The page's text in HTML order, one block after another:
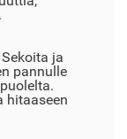
ja
pannulle
hitaaseen